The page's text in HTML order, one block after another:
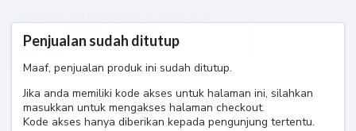
Penjualan sudah ditutup
Maaf, penjualan produk ini sudah ditutup.
Jika anda memiliki kode akses untuk halaman ini, silahkan
masukkan untuk mengakses halaman checkout.
Kode akses hanya diberikan kepada pengunjung tertentu.
Daftar Zoom MJB
1 tahun sebelumnya